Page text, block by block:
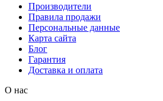
Производители
Правила продажи
Персональные данные
Карта сайта
Блог
Гарантия
Доставка и оплата
О нас